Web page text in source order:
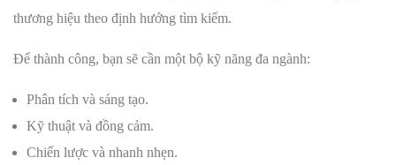
thương hiệu theo định hướng tìm kiếm.
Để thành công, bạn sẽ cần một bộ kỹ năng đa ngành:
Phân tích và sáng tạo.
Kỹ thuật và đồng cảm.
Chiến lược và nhanh nhẹn.